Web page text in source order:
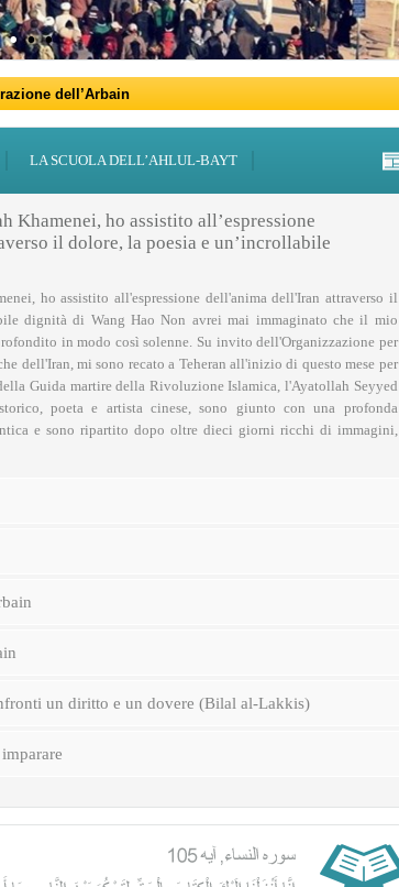
dell’Arbain
per il mese di Muharram
Ghadir
del Sacrificio)
a Roma
Imam Mahdi di Roma per il Ramadan
giorno di Ramadan
“Rivoluzione”
LA SCUOLA DELL’AHLUL-BAYT
Khamenei, ho assistito all’espressione
il dolore, la poesia e un’incrollabile
ho assistito all'espressione dell'anima dell'Iran attraverso il
dignità di Wang Hao Non avrei mai immaginato che il mio
in modo così solenne. Su invito dell'Organizzazione per
dell'Iran, mi sono recato a Teheran all'inizio di questo mese per
Guida martire della Rivoluzione Islamica, l'Ayatollah Seyyed
poeta e artista cinese, sono giunto con una profonda
e sono ripartito dopo oltre dieci giorni ricchi di immagini,
un diritto e un dovere (Bilal al-Lakkis)